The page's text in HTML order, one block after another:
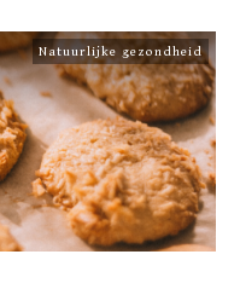
Natuurlijke gezondheid